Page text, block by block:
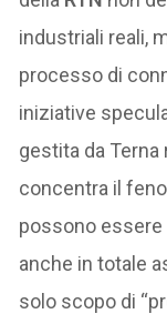
industriali reali,
processo di
iniziative
gestita da
concentra il
possono
anche in totale
solo scopo di